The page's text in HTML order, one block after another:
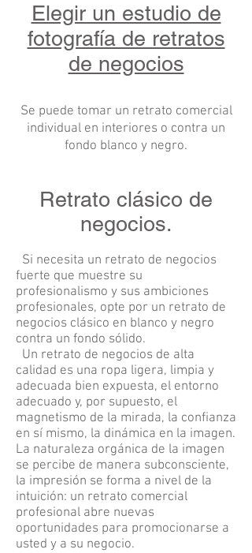
Elegir un estudio de
fotografía de retratos
de negocios
Se puede tomar un retrato comercial
individual en interiores o contra un
fondo blanco y negro.
Retrato clásico de
negocios.
Si necesita un retrato de negocios
fuerte que muestre su
profesionalismo y sus ambiciones
profesionales, opte por un retrato de
negocios clásico en blanco y negro
contra un fondo sólido.
Un retrato de negocios de alta
calidad es una ropa ligera, limpia y
adecuada bien expuesta, el entorno
adecuado y, por supuesto, el
magnetismo de la mirada, la confianza
en sí mismo, la dinámica en la imagen.
La naturaleza orgánica de la imagen
se percibe de manera subconsciente,
la impresión se forma a nivel de la
intuición: un retrato comercial
profesional abre nuevas
oportunidades para promocionarse a
usted y a su negocio.